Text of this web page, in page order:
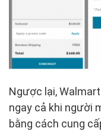
Ngược lại,
ngay cả khi người
bằng cách cung